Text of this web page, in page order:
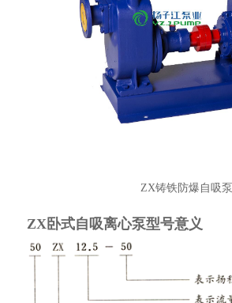
ZX铸铁防爆自吸泵
ZX卧式自吸离心泵型号意义